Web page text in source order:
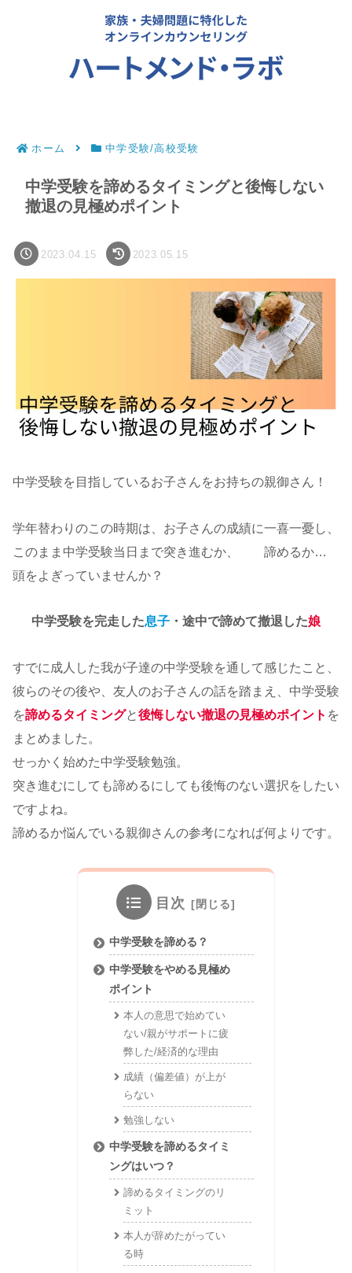
ホーム 中学受験/高校受験
中学受験を諦めるタイミングと後悔しない
撤退の見極めポイント
2023.04.15 2023.05.15
中学受験を目指しているお子さんをお持ちの親御さん！
学年替わりのこの時期は、お子さんの成績に一喜一憂し、
このまま中学受験当日まで突き進むか、 諦めるか…
頭をよぎっていませんか？
中学受験を完走した息子 ・途中で諦めて撤退した娘
すでに成人した我が子達の中学受験を通して感じたこと、
彼らのその後や、友人のお子さんの話を踏まえ、中学受験
を諦めるタイミングと後悔しない撤退の見極めポイント を
まとめました。
せっかく始めた中学受験勉強。
突き進むにしても諦めるにしても後悔のない選択をしたい
ですよね。
諦めるか悩んでいる親御さんの参考になれば何よりです。
目次
中学受験を諦める？
中学受験をやめる見極め
ポイント
本人の意思で始めてい
ない/親がサポートに疲
弊した/経済的な理由
成績（偏差値）が上が
らない
勉強しない
中学受験を諦めるタイミ
ングはいつ？
諦めるタイミングのリ
ミット
本人が辞めたがってい
る時